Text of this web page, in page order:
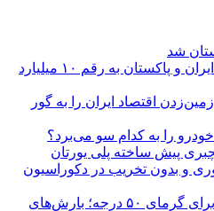
شد
افزایش حجم تجارت بین ایران و پاکستان به رقم ۱۰ میلیارد
اقتصاد ایران را به گور
خودرو را به کدام سو می‌برد؟
پیش ساخته پلی یورتان
و بدون تخریب در دکوراسیون
هشدار قرمز هواشناسی برای گرمای ۵۰ درجه؛ بارش‌های